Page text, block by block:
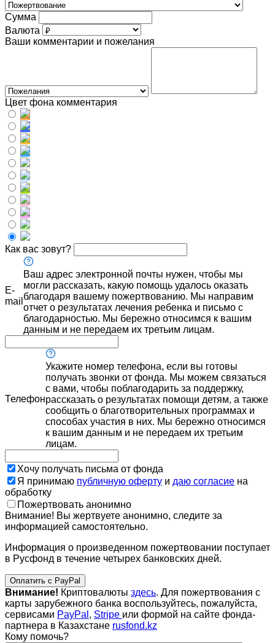
Сумма
Валюта
Ваши комментарии и пожелания
Цвет фона комментария
Как вас зовут?
E-
mail
Ваш адрес электронной почты нужен, чтобы мы
могли рассказать, какую помощь удалось оказать
благодаря вашему пожертвованию. Мы направим
отчет о результатах лечения ребенка и письмо с
благодарностью. Мы бережно относимся к вашим
данным и не передаем их третьим лицам.
Телефон
Укажите номер телефона, если вы готовы
получать звонки от фонда. Мы можем связаться
с вами, чтобы поблагодарить за поддержку,
рассказать о результатах помощи детям, а также
сообщить о благотворительных программах и
способах участия в них. Мы бережно относимся
к вашим данным и не передаем их третьим
лицам.
Хочу получать письма от фонда
Я принимаю публичную оферту и даю согласие на
обработку
Пожертвовать анонимно
Внимание! Вы жертвуете анонимно, следите за
информацией самостоятельно.
Информация о произведенном пожертвовании поступает
в Русфонд в течение четырех банковских дней.
Оплатить с PayPal
Внимание! Криптовалюты здесь. Для пожертвования с
карты зарубежного банка воспользуйтесь, пожалуйста,
сервисами PayPal , Stripe или формой на сайте фонда-
партнера в Казахстане rusfond.kz
Кому помочь?